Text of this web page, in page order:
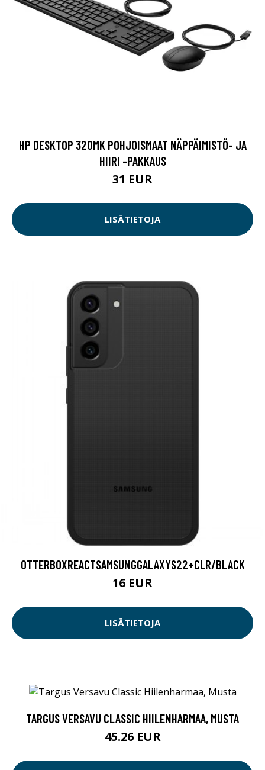
HP DESKTOP 320MK POHJOISMAAT NÄPPÄIMISTÖ- JA
HIIRI -PAKKAUS
31 EUR
LISÄTIETOJA
OTTERBOXREACTSAMSUNGGALAXYS22+CLR/BLACK
16 EUR
LISÄTIETOJA
TARGUS VERSAVU CLASSIC HIILENHARMAA, MUSTA
45.26 EUR